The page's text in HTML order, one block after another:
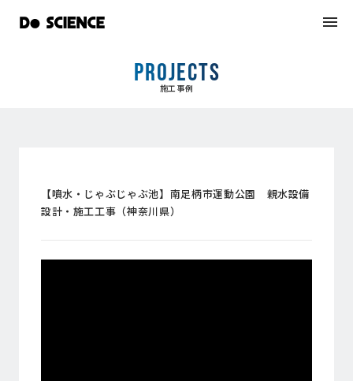
PROJECTS
施工事例
【噴水・じゃぶじゃぶ池】南足柄市運動公園 親水設備
設計・施工工事（神奈川県）